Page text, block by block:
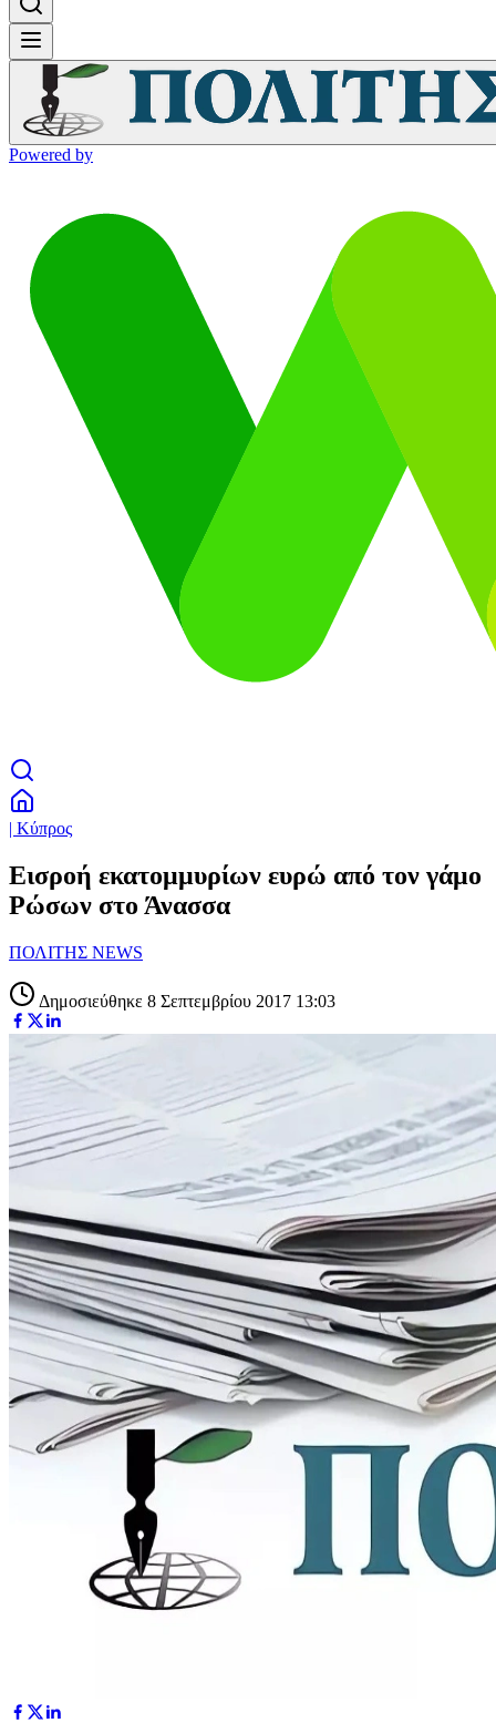
Powered by
| Κύπρος
Εισροή εκατομμυρίων ευρώ από τον γάμο
Ρώσων στο Άνασσα
ΠΟΛΙΤΗΣ NEWS
Δημοσιεύθηκε 8 Σεπτεμβρίου 2017 13:03